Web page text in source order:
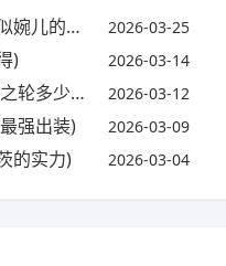
雄名字) 2026-03-25
) 2026-03-14
钱能出) 2026-03-12
强出装) 2026-03-09
的实力) 2026-03-04